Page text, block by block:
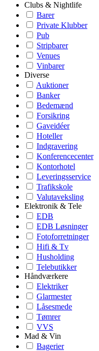
Clubs & Nightlife
Barer
Private Klubber
Pub
Stripbarer
Venues
Vinbarer
Diverse
Auktioner
Banker
Bedemænd
Forsikring
Gaveidéer
Hoteller
Indgravering
Konferencecenter
Kontorhotel
Leveringsservice
Trafikskole
Valutaveksling
Elektronik & Tele
EDB
EDB Løsninger
Fotoforretninger
Hifi & Tv
Husholding
Telebutikker
Håndværkere
Elektriker
Glarmester
Låsesmede
Tømrer
VVS
Mad & Vin
Bagerier